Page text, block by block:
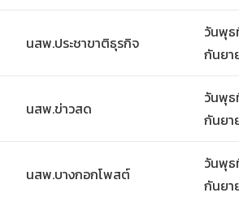
นสพ.ประชาขาติธุรกิจ
วันพุธ
กันยา
นสพ.ข่าวสด
วันพุธ
กันยา
นสพ.บางกอกโพสต์
วันพุธ
กันยา